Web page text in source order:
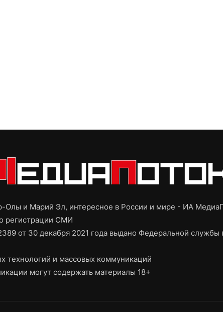
Олы и Марий Эл, интересное в России и мире - ИА
регистрации СМИ
от 30 декабря 2021 года выдано Федеральной службы
технологий и массовых коммуникаций
могут содержать материалы 18+